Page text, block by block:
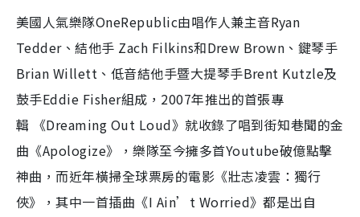
美國人氣樂隊OneRepublic由唱作人兼主音Ryan
Tedder、結他手 Zach Filkins和Drew Brown、鍵琴手
Brian Willett、低音結他手暨大提琴手Brent Kutzle及
鼓手Eddie Fisher組成，2007年推出的首張專
輯 《Dreaming Out Loud》就收錄了唱到街知巷聞的金
曲《Apologize》，樂隊至今擁多首Youtube破億點擊
神曲，而近年橫掃全球票房的電影《壯志凌雲：獨行
俠》，其中一首插曲《I Ain’t Worried》都是出自